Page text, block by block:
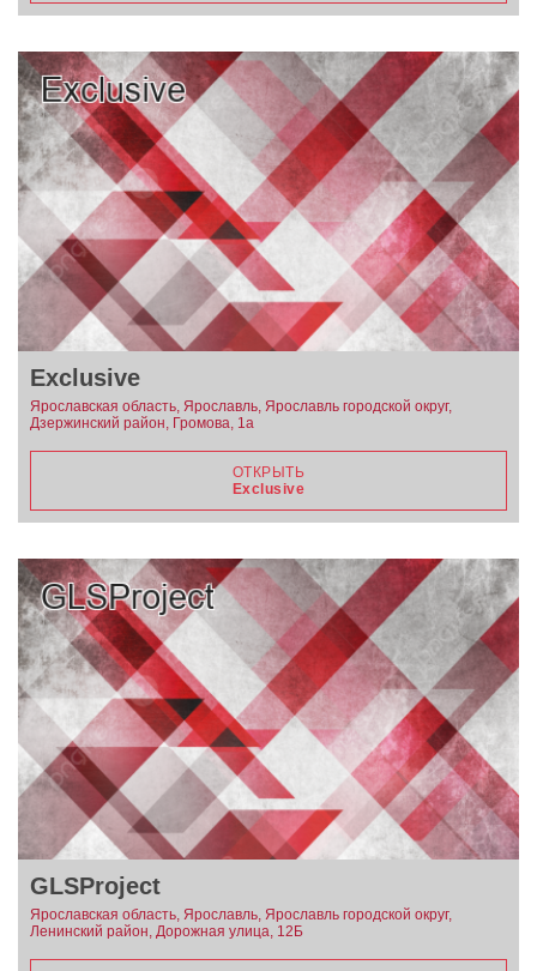
Exclusive
Ярославская область, Ярославль, Ярославль городской округ,
Дзержинский район, Громова, 1а
ОТКРЫТЬ
Exclusive
GLSProject
Ярославская область, Ярославль, Ярославль городской округ,
Ленинский район, Дорожная улица, 12Б